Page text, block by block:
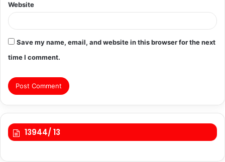
Website
Save my name, email, and website in this browser for the next
time I comment.
13944/ 13